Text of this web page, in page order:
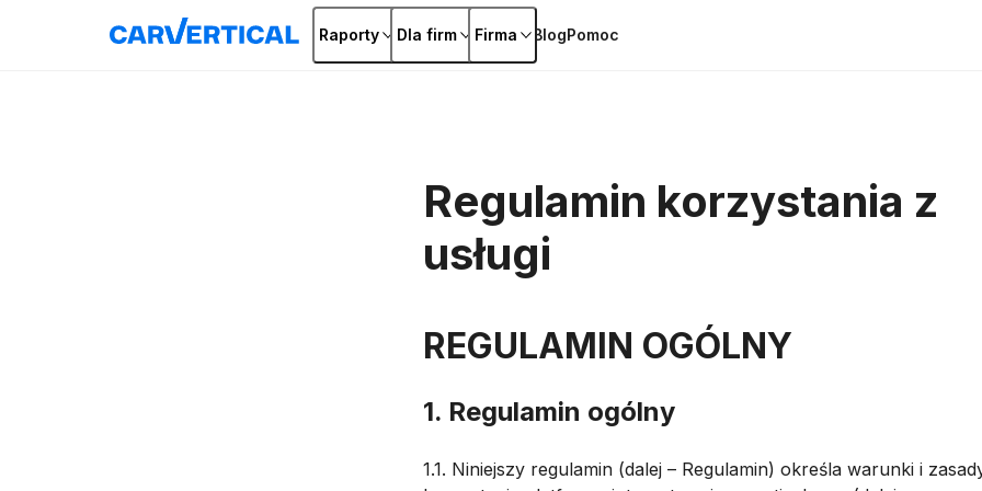
Raporty Dla firm Firma BlogPomoc
Regulamin korzystania z
usługi
REGULAMIN OGÓLNY
1. Regulamin ogólny
1.1. Niniejszy regulamin (dalej – Regulamin) określa warunki i